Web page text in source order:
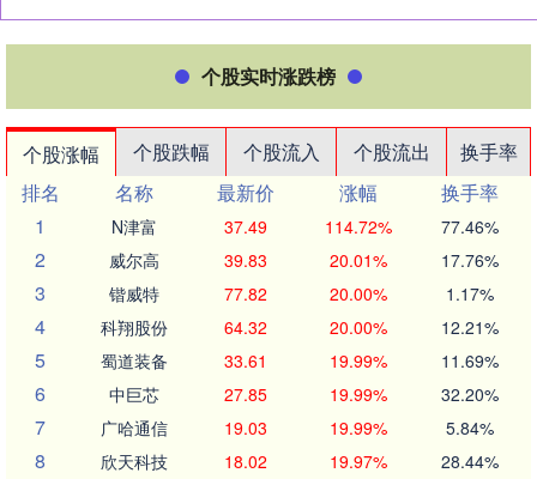
个股实时涨跌榜
个股涨幅 个股跌幅 个股流入 个股流出
换手率
排名
名称 最新价 涨幅
换手率
1
N津富 37.49 114.72% 77.46%
2 威尔高 39.83 20.01% 17.76%
3 锴威特 77.82 20.00% 1.17%
4 科翔股份 64.32 20.00% 12.21%
5 蜀道装备 33.61 19.99% 11.69%
6 中巨芯 27.85 19.99% 32.20%
7 广哈通信 19.03 19.99% 5.84%
8 欣天科技 18.02 19.97% 28.44%